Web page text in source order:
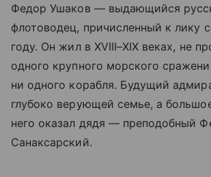
Федор Ушаков — выдающийся
флотоводец, причисленный к лику
году. Он жил в XVIII–XIX веках, не
одного крупного морского
ни одного корабля. Будущий
глубоко верующей семье, а
него оказал дядя — преподобный
Санаксарский.